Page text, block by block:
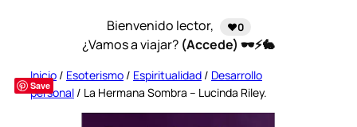
Bienvenido lector, ❤️0
¿Vamos a viajar? (Accede) 🕶️⚡🐇
Save
Inicio / Esoterismo / Espiritualidad / Desarrollo
personal / La Hermana Sombra – Lucinda Riley.